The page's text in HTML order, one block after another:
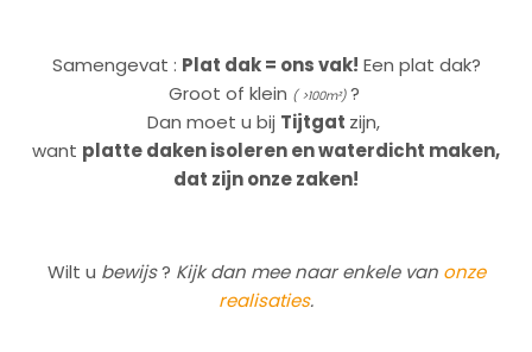
Samengevat : Plat dak = ons vak! Een plat dak?
Groot of klein ( >100m²) ?
Dan moet u bij Tijtgat zijn,
want plattedaken isoleren en waterdicht maken,
dat zijn onze zaken!
Wilt u bewijs? Kijk dan mee naar enkele van onze
realisaties.